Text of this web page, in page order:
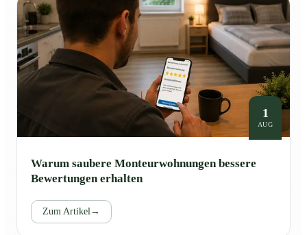
1
AUG
Warum saubere Monteurwohnungen bessere
Bewertungen erhalten
Zum Artikel →